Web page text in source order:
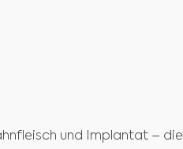
und Implantat – die